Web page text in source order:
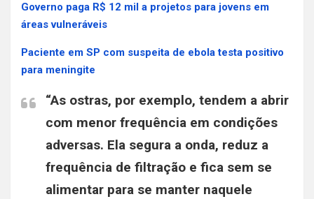
Governo paga R$ 12 mil a projetos para jovens em
áreas vulneráveis
Paciente em SP com suspeita de ebola testa positivo
para meningite
“As ostras, por exemplo, tendem a abrir
com menor frequência em condições
adversas. Ela segura a onda, reduz a
frequência de filtração e fica sem se
alimentar para se manter naquele